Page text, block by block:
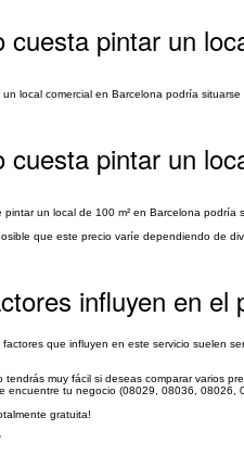
cuesta pintar un
local comercial en Barcelona podría
cuesta pintar un
pintar un local de 100 m² en Barcelona podría
que este precio varíe dependiendo de
influyen en el
que influyen en este servicio suelen
tendrás muy fácil si deseas comparar varios
encuentre tu negocio (08029, 08036, 08026,
gratuita!